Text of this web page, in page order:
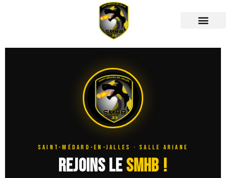
SAINT-MÉDARD-EN-JALLES · SALLE ARIANE
Rejoins leSMHB !